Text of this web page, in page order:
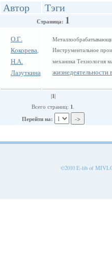
Автор Тэги
Страница: 1
О.Г.
Кокорева,
Н.А.
Лазуткина
Инструментальное
механика Технология
жизнедеятельности
|1|
Всего страниц: 1.
Перейти на:
©2010 E-lib of